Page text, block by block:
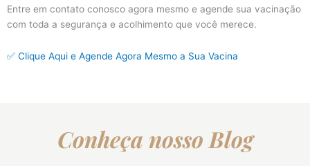
Entre em contato conosco agora mesmo e agende sua vacinação
com toda a segurança e acolhimento que você merece.
✅ Clique Aqui e Agende Agora Mesmo a Sua Vacina
Conheça nosso Blog